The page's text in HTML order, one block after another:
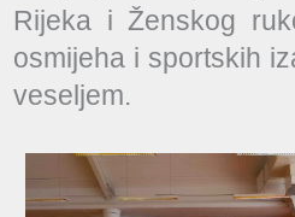
Rijeka i Ženskog
osmijeha i sportskih
veseljem.